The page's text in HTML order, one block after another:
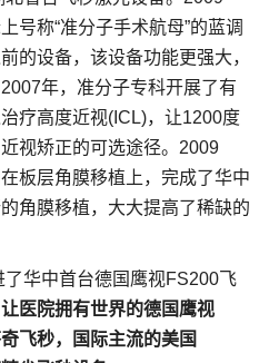
号称“准分子手术航母”的蓝调
的设备，该设备功能更强大，
年，准分子专科开展了有
疗高度近视(ICL)，让1200度
视矫正的可选途径。2009
板层角膜移植上，完成了华中
角膜移植，大大提高了稀缺的
华中首台德国鹰视FS200飞
让医院拥有世界的德国鹰视
飞秒，国际主流的美国